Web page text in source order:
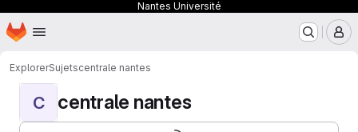
Nantes Université
Passer au contenu principal
Page d'accueil
ExplorerSujetscentrale nantes
C centrale nantes